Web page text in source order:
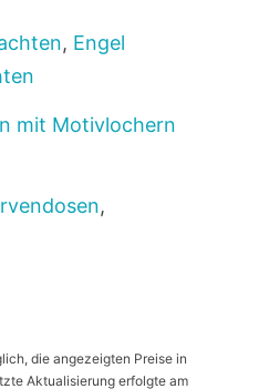
, Engel
mit Motivlochern
,
die angezeigten Preise in
Aktualisierung erfolgte am